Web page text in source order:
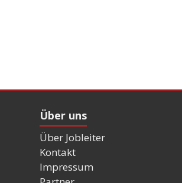
Über uns
Über Jobleiter
Kontakt
Impressum